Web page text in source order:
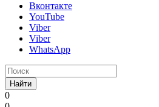
Вконтакте
YouTube
Viber
Viber
WhatsApp
Найти
0